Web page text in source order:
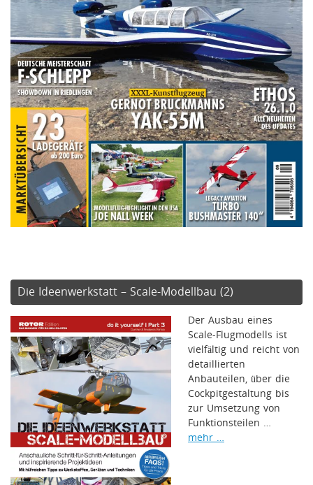
Die Ideenwerkstatt – Scale-Modellbau (2)
Der Ausbau eines
Scale-Flugmodells ist
vielfältig und reicht von
detaillierten
Anbauteilen, über die
Cockpitgestaltung bis
zur Umsetzung von
Funktionsteilen …
mehr …